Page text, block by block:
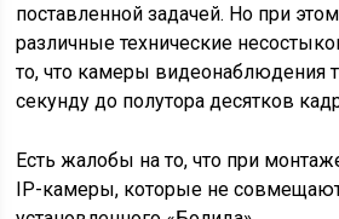
поставленной задачей. Но при
различные технические
то, что камеры видеонаблюдения
секунду до полутора десятков
Есть жалобы на то, что при
IP-камеры, которые не